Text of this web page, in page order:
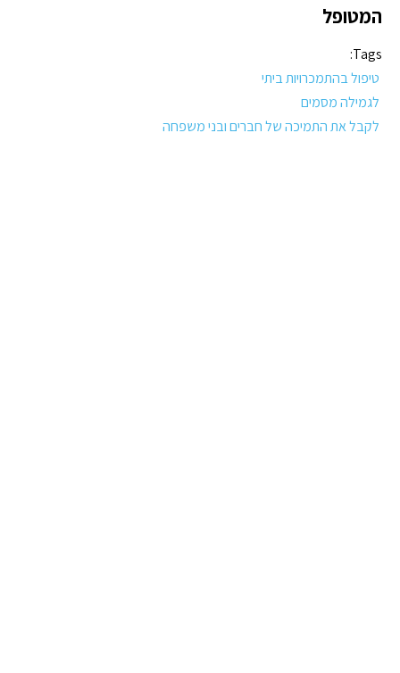
המטופל
Tags:
טיפול בהתמכרויות ביתי
לגמילה מסמים
לקבל את התמיכה של חברים ובני משפחה